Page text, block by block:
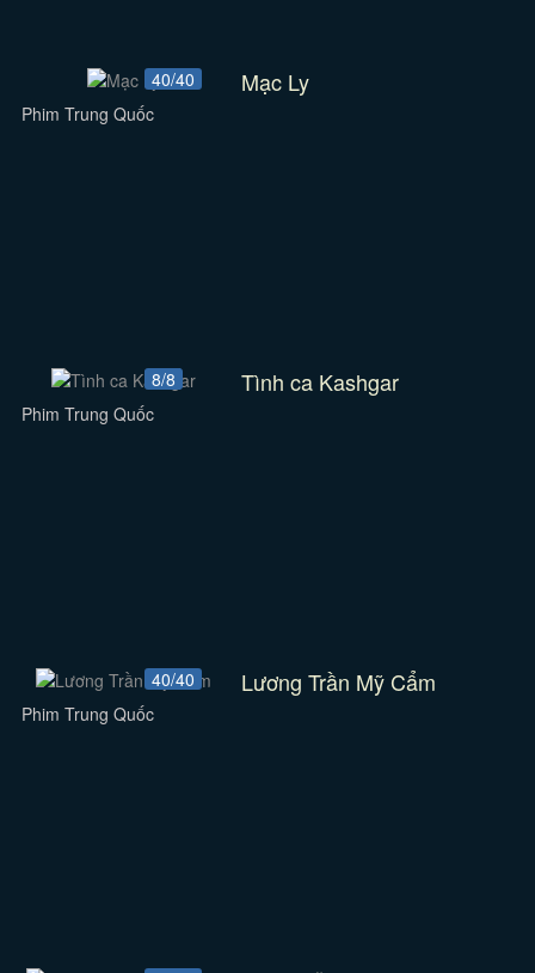
40/40 Mạc Ly
Phim Trung Quốc
8/8 Tình ca Kashgar
Phim Trung Quốc
40/40 Lương Trần Mỹ Cẩm
Phim Trung Quốc